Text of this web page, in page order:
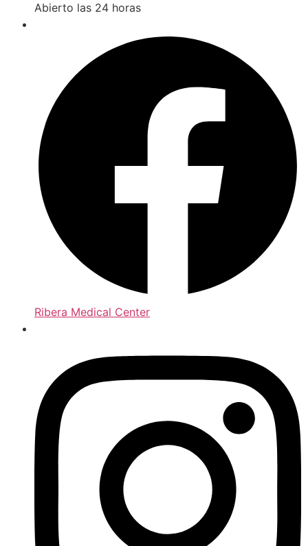
Abierto las 24 horas
Ribera Medical Center